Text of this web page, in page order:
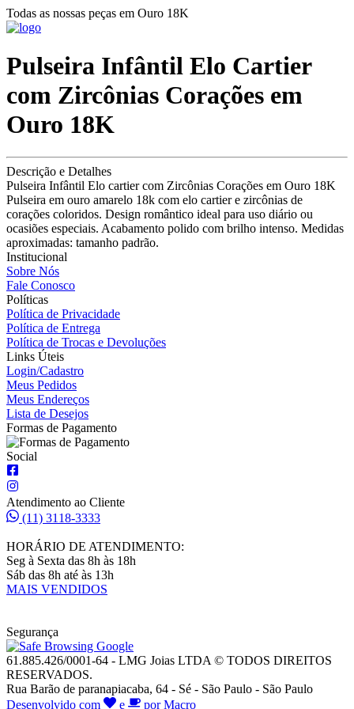
Todas as nossas peças em Ouro 18K
Pulseira Infântil Elo Cartier
com Zircônias Corações em
Ouro 18K
Descrição e Detalhes
Pulseira Infântil Elo cartier com Zircônias Corações em Ouro 18K
Pulseira em ouro amarelo 18k com elo cartier e zircônias de
corações coloridos. Design romântico ideal para uso diário ou
ocasiões especiais. Acabamento polido com brilho intenso. Medidas
aproximadas: tamanho padrão.
Institucional
Sobre Nós
Fale Conosco
Políticas
Política de Privacidade
Política de Entrega
Política de Trocas e Devoluções
Links Úteis
Login/Cadastro
Meus Pedidos
Meus Endereços
Lista de Desejos
Formas de Pagamento
Social
Atendimento ao Cliente
(11) 3118-3333
HORÁRIO DE ATENDIMENTO:
Seg à Sexta das 8h às 18h
Sáb das 8h até às 13h
MAIS VENDIDOS
Segurança
61.885.426/0001-64 - LMG Joias LTDA © TODOS DIREITOS
RESERVADOS.
Rua Barão de paranapiacaba, 64 - Sé - São Paulo - São Paulo
Desenvolvido com
e por Macro